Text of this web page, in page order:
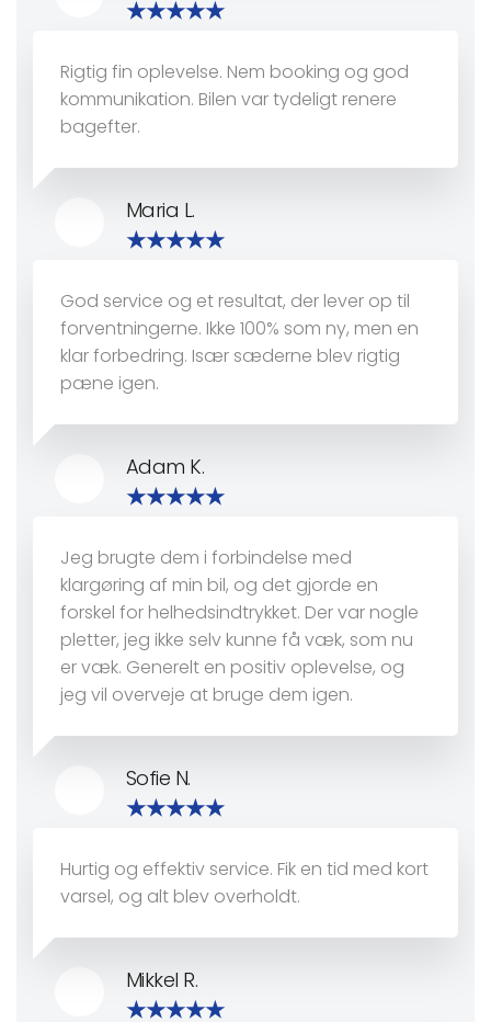
Rigtig fin oplevelse. Nem booking og god
kommunikation. Bilen var tydeligt renere
bagefter.
Maria L.
God service og et resultat, der lever op til
forventningerne. Ikke 100% som ny, men en
klar forbedring. Især sæderne blev rigtig
pæne igen.
Adam K.
Jeg brugte dem i forbindelse med
klargøring af min bil, og det gjorde en
forskel for helhedsindtrykket. Der var nogle
pletter, jeg ikke selv kunne få væk, som nu
er væk. Generelt en positiv oplevelse, og
jeg vil overveje at bruge dem igen.
Sofie N.
Hurtig og effektiv service. Fik en tid med kort
varsel, og alt blev overholdt.
Mikkel R.